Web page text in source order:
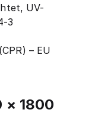
UV-
3
– EU
× 1800